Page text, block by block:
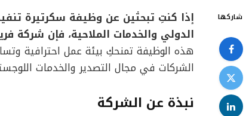
شاركها
إذا كنتِ تبحثين عن وظيفة سكرتيرة
الدولي والخدمات الملاحية، فإن شركة
هذه الوظيفة تمنحكِ بيئة عمل احترافية
الشركات في مجال التصدير والخدمات
نبذة عن الشركة